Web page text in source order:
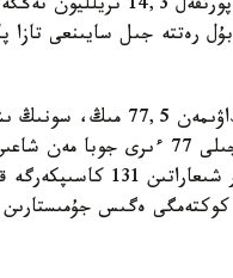
- 2025 -جىلدىڭ قورىتىندىسى بويىنشا
11,6 مىڭ وتباسى باسپانامەن قامتاماسىز ەتىلدى.
ارنالعان 27,4 مىڭ جوبا